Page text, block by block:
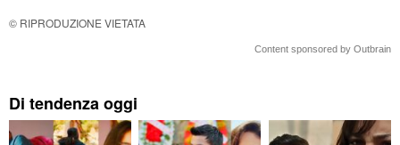
© RIPRODUZIONE VIETATA
Content sponsored by Outbrain
Di tendenza oggi